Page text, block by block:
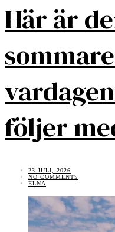
Här är
följer
23 JULI, 2026
NO COMMENTS
ELNA